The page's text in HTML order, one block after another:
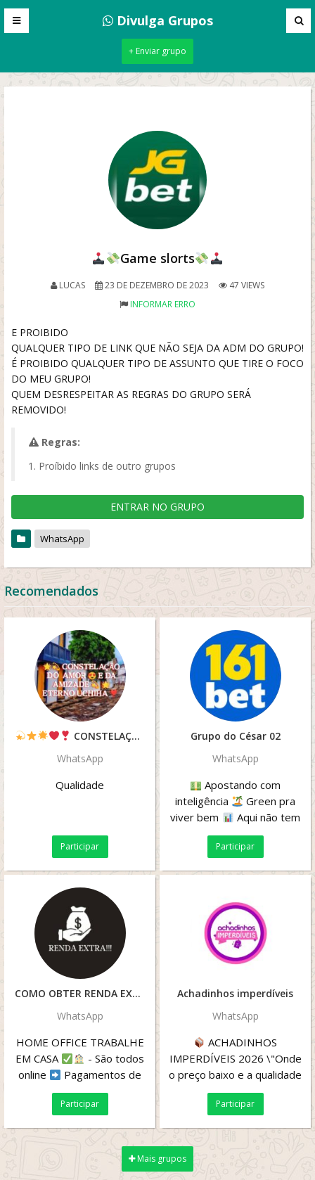
Divulga Grupos
+ Enviar grupo
Game slorts
LUCAS 23 DE DEZEMBRO DE 2023
47 VIEWS
INFORMAR ERRO
E PROIBIDO
QUALQUER TIPO DE LINK QUE NÃO SEJA DA ADM DO GRUPO!
É PROIBIDO QUALQUER TIPO DE ASSUNTO QUE TIRE O FOCO
DO MEU GRUPO!
QUEM DESRESPEITAR AS REGRAS DO GRUPO SERÁ
REMOVIDO!
Regras:
Proíbido links de outro grupos
ENTRAR NO GRUPO
WhatsApp
Recomendados
CONSTELAÇÃO DO AMOR
E DA AMIZADE
WhatsApp
Qualidade
Participar
Grupo do César 02
WhatsApp
Apostando com
inteligência
Green pra
viver bem
Aqui não tem
sorte, tem estratégia!
Participar
COMO OBTER RENDA EXTRA
WhatsApp
HOME OFFICE TRABALHE
EM CASA
- São todos
online
Pagamentos de
R$ 525 a R$ 1.125,00! a
cada 15 dias ...
Participar
Achadinhos imperdíveis
WhatsApp
ACHADINHOS
IMPERDÍVEIS 2026 \"Onde
o preço baixo e a qualidade
se encontram!
Promoções diárias...
Participar
Mais grupos